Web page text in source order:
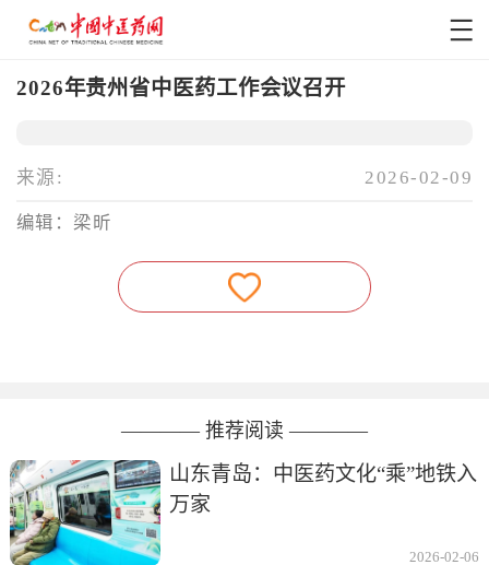
2026年贵州省中医药工作会议召开
来源: 2026-02-09
编辑：梁昕
———— 推荐阅读 ————
山东青岛：中医药文化“乘”地铁入
万家
2026-02-06